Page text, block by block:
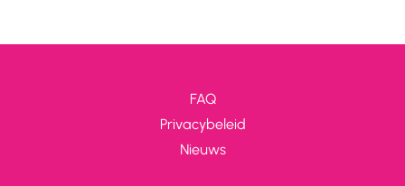
FAQ
Privacybeleid
Nieuws